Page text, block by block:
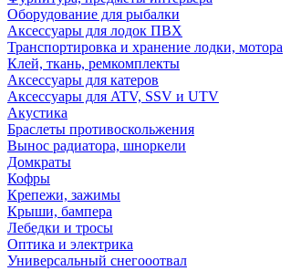
Оборудование для рыбалки
Аксессуары для лодок ПВХ
Транспортировка и хранение лодки, мотора
Клей, ткань, ремкомплекты
Аксессуары для катеров
Аксессуары для ATV, SSV и UTV
Акустика
Браслеты противоскольжения
Вынос радиатора, шноркели
Домкраты
Кофры
Крепежи, зажимы
Крыши, бампера
Лебедки и тросы
Оптика и электрика
Универсальный снегооотвал